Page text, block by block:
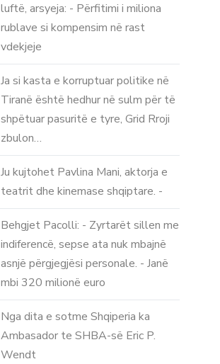
luftë, arsyeja: - Përfitimi i miliona
rublave si kompensim në rast
vdekjeje
Ja si kasta e korruptuar politike në
Tiranë është hedhur në sulm për të
shpëtuar pasuritë e tyre, Grid Rroji
zbulon…
Ju kujtohet Pavlina Mani, aktorja e
teatrit dhe kinemase shqiptare. -
Behgjet Pacolli: - Zyrtarët sillen me
indiferencë, sepse ata nuk mbajnë
asnjë përgjegjësi personale. - Janë
mbi 320 milionë euro
Nga dita e sotme Shqiperia ka
Ambasador te SHBA-së Eric P.
Wendt